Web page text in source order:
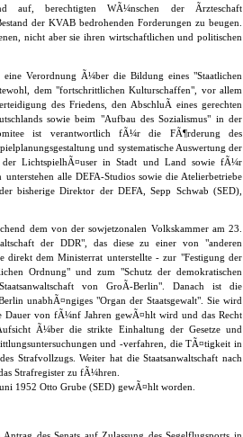
auf, berechtigten WÃ¼nschen der Ãrzteschaft
der KVAB bedrohenden Forderungen zu beugen.
nicht aber sie ihren wirtschaftlichen und politischen
eine Verordnung Ã¼ber die Bildung eines "Staatlichen
dem "fortschrittlichen Kulturschaffen", vor allem
des Friedens, den AbschluÃ eines gerechten
sowie beim "Aufbau des Sozialismus" in der
ist verantwortlich fÃ¼r die FÃ¶rderung des
und systematische Auswertung der
LichtspielhÃ¤user in Stadt und Land sowie fÃ¼r
alle DEFA-Studios sowie die Atelierbetriebe
bisherige Direktor der DEFA, Sepp Schwab (SED),
dem von der sowjetzonalen Volkskammer am 23.
der DDR", das diese zu einer von "anderen
direkt dem Ministerrat unterstellte - zur "Festigung der
Ordnung" und zum "Schutz der demokratischen
von GroÃ-Berlin". Danach ist die
unabhÃ¤ngiges "Organ der Staatsgewalt". Sie wird
Dauer von fÃ¼nf Jahren gewÃ¤hlt wird und das Recht
Ã¼ber die strikte Einhaltung der Gesetze und
und -verfahren, die TÃ¤tigkeit in
Strafvollzugs. Weiter hat die Staatsanwaltschaft nach
Strafregister zu fÃ¼hren.
1952 Otto Grube (SED) gewÃ¤hlt worden.